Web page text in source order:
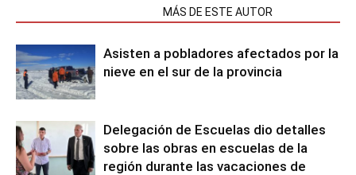
MÁS DE ESTE AUTOR
Asisten a pobladores afectados por la
nieve en el sur de la provincia
Delegación de Escuelas dio detalles
sobre las obras en escuelas de la
región durante las vacaciones de